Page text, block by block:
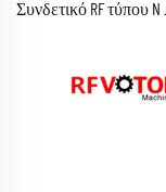
Συνδετικό RF τύπου